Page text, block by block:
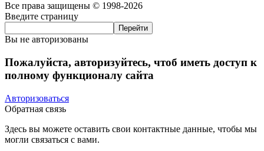
Все права защищены © 1998-2026
Введите страницу
Вы не авторизованы
Пожалуйста, авторизуйтесь, чтоб иметь доступ к
полному функционалу сайта
Авторизоваться
Обратная связь
Здесь вы можете оставить свои контактные данные, чтобы мы
могли связаться с вами.